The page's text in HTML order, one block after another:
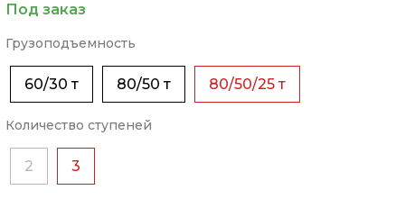
Под заказ
Грузоподъемность
60/30 т 80/50 т 80/50/25 т
Количество ступеней
2 3